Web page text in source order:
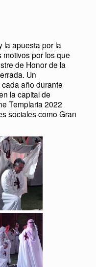
la apuesta por la
por los que
de Honor de la
Un
año durante
la capital de
Templaria 2022
sociales como Gran